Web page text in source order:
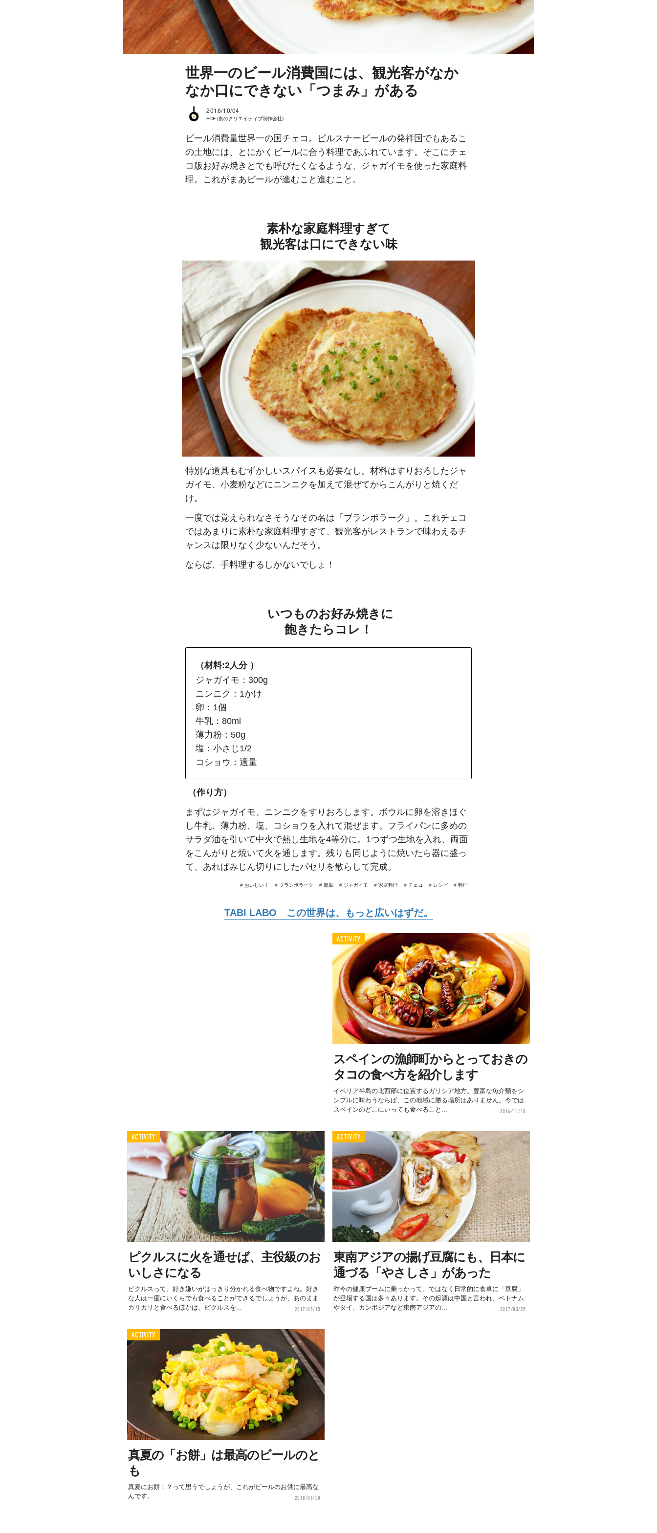
世界一のビール消費国には、観光客がなか
なか口にできない「つまみ」がある
2016/10/04
FCF (食のクリエイティブ制作会社)
ビール消費量世界一の国チェコ。ピルスナービールの発祥国でもあるこ
の土地には、とにかくビールに合う料理であふれています。そこにチェ
コ版お好み焼きとでも呼びたくなるような、ジャガイモを使った家庭料
理。これがまあビールが進むこと進むこと。
素朴な家庭料理すぎて
観光客は口にできない味
特別な道具もむずかしいスパイスも必要なし。材料はすりおろしたジャ
ガイモ、小麦粉などにニンニクを加えて混ぜてからこんがりと焼くだ
け。
一度では覚えられなさそうなその名は「ブランボラーク」。これチェコ
ではあまりに素朴な家庭料理すぎて、観光客がレストランで味わえるチ
ャンスは限りなく少ないんだそう。
ならば、手料理するしかないでしょ！
いつものお好み焼きに
飽きたらコレ！
（材料:2人分 ）
ジャガイモ：300g
ニンニク：1かけ
卵：1個
牛乳：80ml
薄力粉：50g
塩：小さじ1/2
コショウ：適量
（作り方）
まずはジャガイモ、ニンニクをすりおろします。ボウルに卵を溶きほぐ
し牛乳、薄力粉、塩、コショウを入れて混ぜます。フライパンに多めの
サラダ油を引いて中火で熱し生地を4等分に。1つずつ生地を入れ、両面
をこんがりと焼いて火を通します。残りも同じように焼いたら器に盛っ
て、あればみじん切りにしたパセリを散らして完成。
# 料理
# レシピ
# チェコ
# 家庭料理
# ジャガイモ
# 簡単
# ブランボラーク
# おいしい！
TABI LABO この世界は、もっと広いはずだ。
ACTIVITY
スペインの漁師町からとっておきの
タコの食べ方を紹介します
イベリア半島の北西部に位置するガリシア地方。豊富な魚介類をシ
ンプルに味わうならば、この地域に勝る場所はありません。今では
スペインのどこにいっても食べること...
2016/11/10
ACTIVITY
ピクルスに火を通せば、主役級のお
いしさになる
ピクルスって、好き嫌いがはっきり分かれる食べ物ですよね。好き
な人は一度にいくらでも食べることができるでしょうが、あのまま
カリカリと食べるほかは、ピクルスを...
2017/05/15
ACTIVITY
東南アジアの揚げ豆腐にも、日本に
通づる「やさしさ」があった
昨今の健康ブームに乗っかって、ではなく日常的に食卓に「豆腐」
が登場する国は多々あります。その起源は中国と言われ、ベトナム
やタイ、カンボジアなど東南アジアの...
2017/03/25
ACTIVITY
真夏の「お餅」は最高のビールのと
も
真夏にお餅！？って思うでしょうが、これがビールのお供に最高な
んです。
2018/08/08